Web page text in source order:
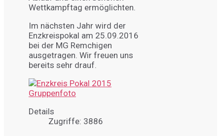
Wettkampftag ermöglichten.
Im nächsten Jahr wird der
Enzkreispokal am 25.09.2016
bei der MG Remchigen
ausgetragen. Wir freuen uns
bereits sehr drauf.
Details
Zugriffe: 3886